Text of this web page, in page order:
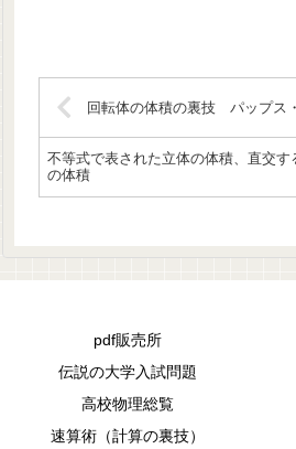
回転体の体積の裏技 パップス
不等式で表された立体の体積、直交す
の体積
pdf販売所
伝説の大学入試問題
高校物理総覧
速算術（計算の裏技）